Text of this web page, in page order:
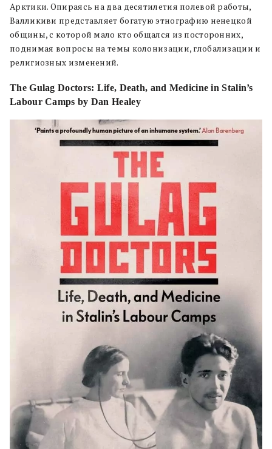
Арктики. Опираясь на два десятилетия полевой работы,
Валликиви представляет богатую этнографию ненецкой
общины, с которой мало кто общался из посторонних,
поднимая вопросы на темы колонизации, глобализации и
религиозных изменений.
The Gulag Doctors: Life, Death, and Medicine in Stalin’s
Labour Camps by Dan Healey